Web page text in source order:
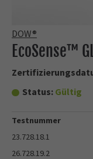
DOW®
EcoSense™
Status: Gültig
Testnummer
23.728.18.1
26.728.19.2